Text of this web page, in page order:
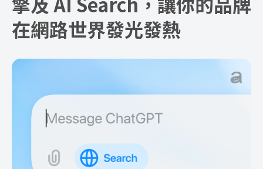
在網路世界發光發熱